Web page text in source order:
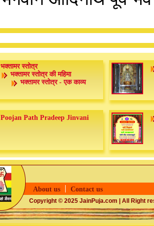
भक्तामर स्तोत्र
भक्तामर स्तोत्र की महिमा
भक्तामर स्तोत्र - एक काव्य
Poojan Path Pradeep Jinvani
About us Contact us
Copyright © 2025 JainPuja.com | All Right